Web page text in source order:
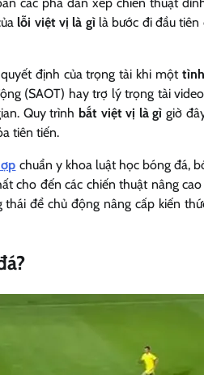
lỗi việt vị là gìlà bước đi đầu tiên
định của trọng tài khi một
(SAOT) hay trợ lý trọng tài
Quy trình bắt việt vị là gì giờ
tiên tiến.
chuẩn y khoa luật học bóng đá,
cho đến các chiến thuật nâng
để chủ động nâng cấp kiến